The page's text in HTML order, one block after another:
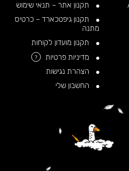
תקנון אתר – תנאי שימוש
תקנון גיפטכארד – כרטיס
מתנה
תקנון מועדון לקוחות
מדיניות פרטיות
?
הצהרת נגישות
החשבון שלי